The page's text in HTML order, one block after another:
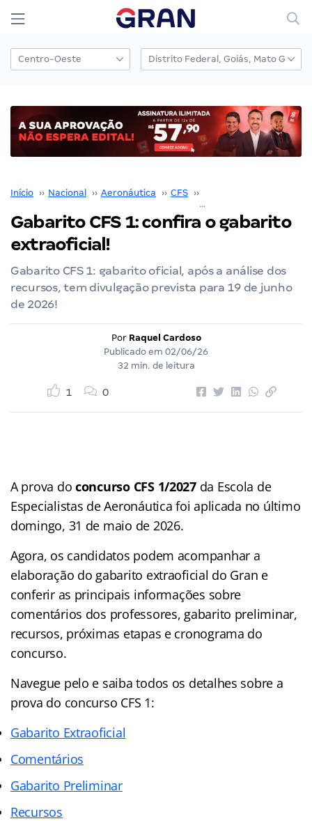
Início ›› Nacional ›› Aeronáutica ›› CFS ››
Gabarito CFS 1: confira o gabarito
extraoficial!
Gabarito CFS 1: gabarito oficial, após a análise dos
recursos, tem divulgação prevista para 19 de junho
de 2026!
Por Raquel Cardoso
Publicado em 02/06/26
32 min. de leitura
1 0
A prova doconcurso CFS 1/2027da Escola de
Especialistas de Aeronáutica foi aplicada no último
domingo, 31 de maio de 2026.
Agora, os candidatos podem acompanhar a
elaboração do gabarito extraoficial do Gran e
conferir as principais informações sobre
comentários dos professores, gabarito preliminar,
recursos, próximas etapas e cronograma do
concurso.
Navegue pelo e saiba todos os detalhes sobre a
prova do concurso CFS 1:
Gabarito Extraoficial
Comentários
Gabarito Preliminar
Recursos